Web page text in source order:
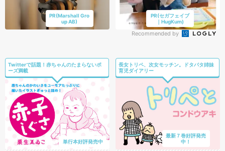
PR(Marshall Gro
up AB)
PR(セガフェイブ
｜HugKum)
Recommended by
Twitterで話題！赤ちゃんのたまらないポ
ーズ満載
単行本好評発売中
長女トリペ、次女モッチン。ドタバタ姉妹
育児ダイアリー
最新７巻好評発売
中！